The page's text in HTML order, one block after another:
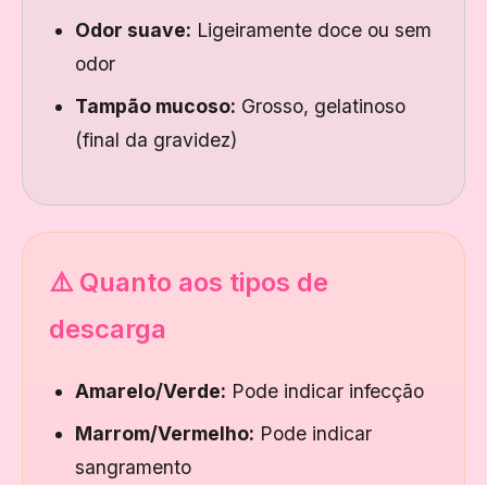
Odor suave: Ligeiramente doce ou sem
odor
Tampão mucoso: Grosso, gelatinoso
(final da gravidez)
⚠️ Quanto aos tipos de
descarga
Amarelo/Verde: Pode indicar infecção
Marrom/Vermelho: Pode indicar
sangramento